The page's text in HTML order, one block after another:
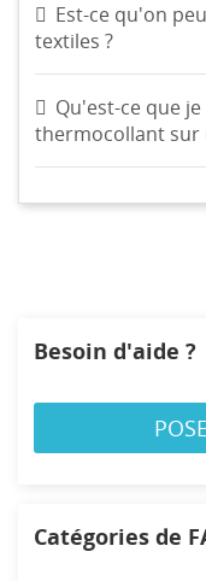
Besoin d'aide ?
Catégories de
Est-ce qu'on
textiles ?
Qu'est-ce que
thermocollant sur
CRÉER UNE